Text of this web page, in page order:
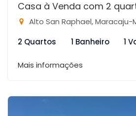
Casa à Venda com 2
Alto San Raphael, Maracaju-
2 Quartos
1 Banheiro 1
Mais informações